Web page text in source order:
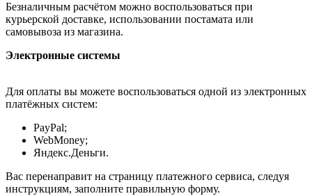
Безналичным расчётом можно воспользоваться при
курьерской доставке, использовании постамата или
самовывоза из магазина.
Электронные системы
Для оплаты вы можете воспользоваться одной из электронных
платёжных систем:
PayPal;
WebMoney;
Яндекс.Деньги.
Вас перенаправит на страницу платежного сервиса, следуя
инструкциям, заполните правильную форму.